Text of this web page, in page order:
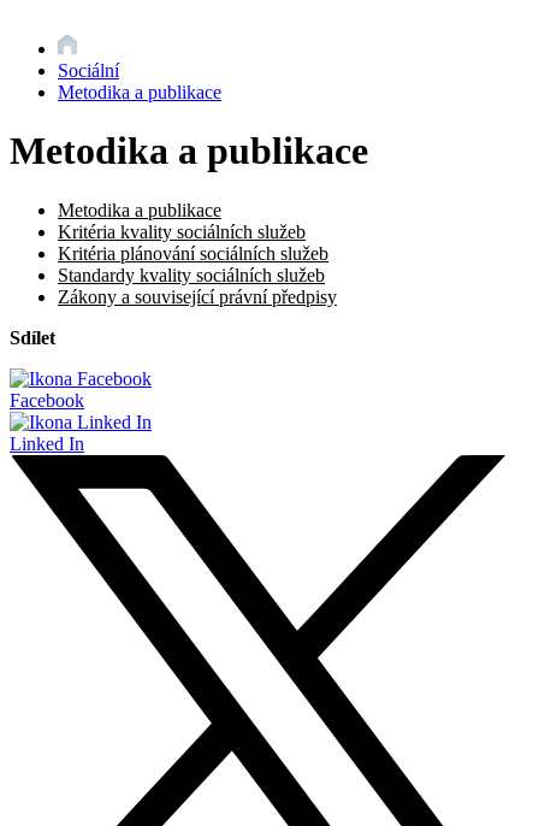
Sociální
Metodika a publikace
Metodika a publikace
Metodika a publikace
Kritéria kvality sociálních služeb
Kritéria plánování sociálních služeb
Standardy kvality sociálních služeb
Zákony a související právní předpisy
Sdílet
Facebook
Linked In